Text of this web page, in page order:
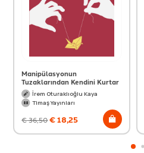
Manipülasyonun
Tuzaklarından Kendini Kurtar
İrem Oturaklıoğlu Kaya
Timaş Yayınları
€36,50€18,25